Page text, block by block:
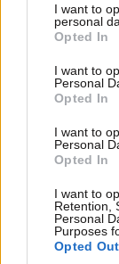
not limited to
grant or deny
use your data
consent section.
I want to
personal
Opted In
I want to
Personal
Opted In
I want to
Personal
Opted In
I want to
Retention,
Personal
Purposes
Opted Out
Στους
τουρισμού η